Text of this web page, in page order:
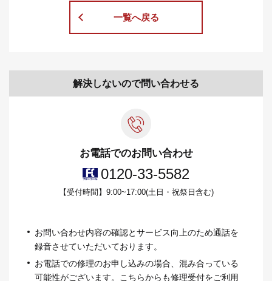
一覧へ戻る
解決しないので問い合わせる
お電話でのお問い合わせ
0120-33-5582
【受付時間】9:00~17:00(土日・祝祭日含む)
お問い合わせ内容の確認とサービス向上のため通話を
録⾳させていただいております。
お電話での修理のお申し込みの場合、混み合っている
可能性がございます。
こちらからも修理受付をご利⽤